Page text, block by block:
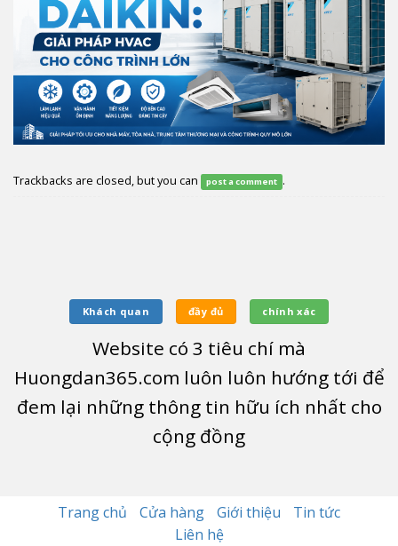
Trackbacks are closed, but you can post a comment .
Khách quan đầy đủ chính xác
Website có 3 tiêu chí mà
Huongdan365.com luôn luôn hướng tới để
đem lại những thông tin hữu ích nhất cho
cộng đồng
Trang chủ Cửa hàng Giới thiệu
Tin tức
Liên hệ